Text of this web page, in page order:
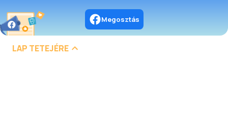
Megosztás
LAP TETEJÉRE